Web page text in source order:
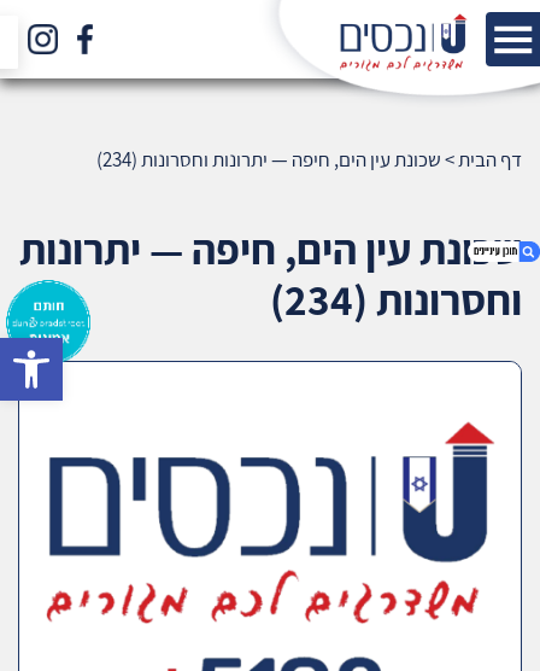
דף הבית>שכונת עין הים, חיפה — יתרונות וחסרונות (234)
שכונת עין הים, חיפה — יתרונות
וחסרונות (234)